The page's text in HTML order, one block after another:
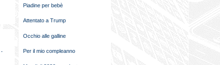
-
Piadine per bebè
Attentato a Trump
Occhio alle galline
Per il mio compleanno